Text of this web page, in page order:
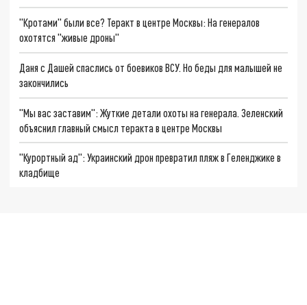
"Кротами" были все? Теракт в центре Москвы: На генералов
охотятся "живые дроны"
Даня с Дашей спаслись от боевиков ВСУ. Но беды для малышей не
закончились
"Мы вас заставим": Жуткие детали охоты на генерала. Зеленский
объяснил главный смысл теракта в центре Москвы
"Курортный ад": Украинский дрон превратил пляж в Геленджике в
кладбище